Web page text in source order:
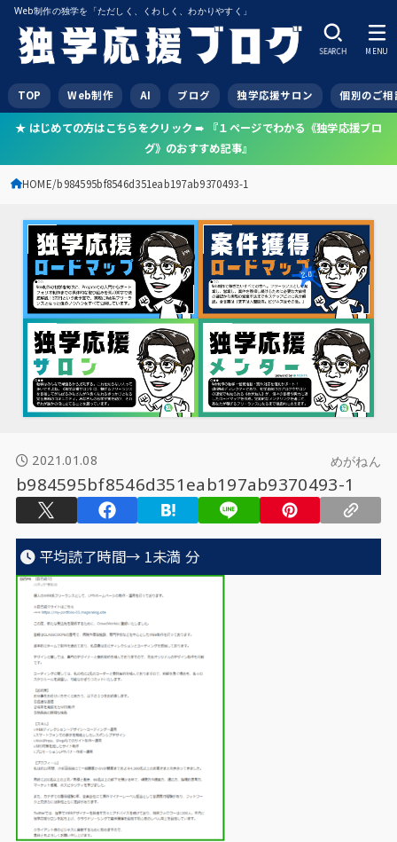
Web制作の独学を「ただしく、くわしく、わかりやすく」
TOP Web制作 AI ブログ 独学応援サロン 個別のご相
SEARCH MENU
★ はじめての方はこちらをクリック ➠ 『１ページでわかる《独学応援ブロ
グ》のおすすめ記事』
HOME b984595bf8546d351eab197ab9370493-1
2021.01.08 めがねん
b984595bf8546d351eab197ab9370493-1
平均読了時間→ 1未満 分